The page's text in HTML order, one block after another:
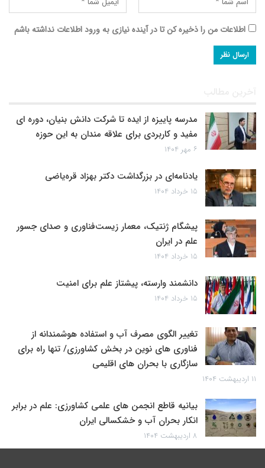
اطلاعات من را ذخیره کن تا در آینده نیازی به ورود اطلاعات نداشته باشم
آخرین مطالب
مدرسه پاییزه از ایده تا شرکت دانش بنیان، دوره ای
مفید و کاربردی برای علاقه مندان به این حوزه
۶ مهر ۱۴۰۴
یادنامه‌ای در بزرگداشت دکتر بهزاد قره‌یاضی
۱۵ خرداد ۱۴۰۴
پیشگام ژنتیک، معمار زیست‌فناوری و صدای جسور
علم در ایران
۱۵ خرداد ۱۴۰۴
دانشمند وارسته، پیشتاز علم برای امنیت
۱۵ خرداد ۱۴۰۴
تغییر الگوی مصرف آب و استفاده هوشمندانه از
فناوری های نوین در بخش کشاورزی/ تنها راه برای
سازگاری با بحران های اقلیمی
۱۱ اردیبهشت ۱۴۰۴
بیانیه قاطع انجمن های علمی کشاورزی: علم در برابر
انکار بحران آب و خشکسالی ایران
۸ اردیبهشت ۱۴۰۴